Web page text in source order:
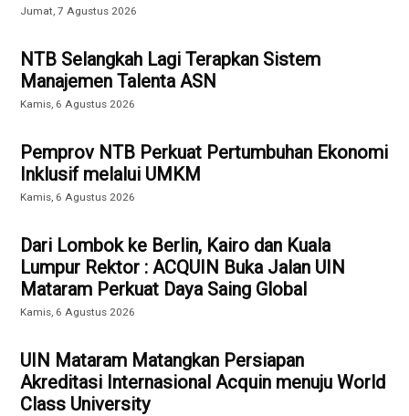
Jumat, 7 Agustus 2026
NTB Selangkah Lagi Terapkan Sistem
Manajemen Talenta ASN
Kamis, 6 Agustus 2026
Pemprov NTB Perkuat Pertumbuhan Ekonomi
Inklusif melalui UMKM
Kamis, 6 Agustus 2026
Dari Lombok ke Berlin, Kairo dan Kuala
Lumpur Rektor : ACQUIN Buka Jalan UIN
Mataram Perkuat Daya Saing Global
Kamis, 6 Agustus 2026
UIN Mataram Matangkan Persiapan
Akreditasi Internasional Acquin menuju World
Class University